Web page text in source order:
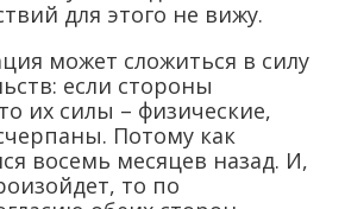
для этого не вижу.
может сложиться в силу
если стороны
их силы – физические,
Потому как
восемь месяцев назад. И,
то по